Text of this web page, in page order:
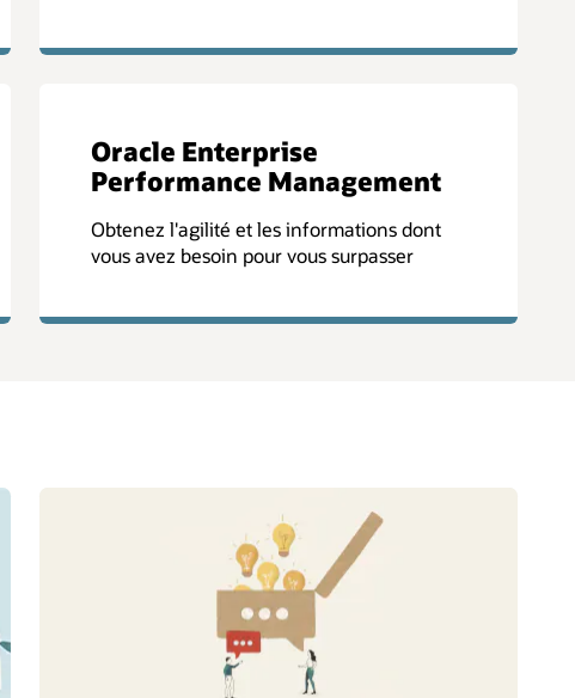
Oracle Enterprise
Performance Management
Obtenez l'agilité et les informations dont
vous avez besoin pour vous surpasser